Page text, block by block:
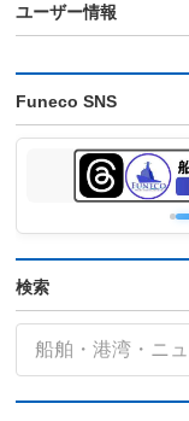
ユーザー情報
Funeco SNS
検索